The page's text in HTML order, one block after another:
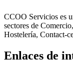
CCOO Servicios es
sectores de
Hostelería, Contact-
Enlaces de